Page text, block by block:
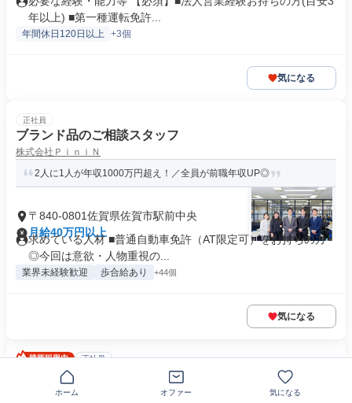
年以上) ■第一種運転免許...
年間休日120日以上 +3個
気になる
正社員
ブランド品のご相談スタッフ
株式会社ＰｉｎｉＮ
2人に1人が年収1000万円超え！／全員が前職年収UP◎
〒840-0801佐賀県佐賀市駅前中央
月給40万円以上
求めている人材 ■普通自動車免許（AT限定可）をお持ちの方
◎今回は意欲・人物重視の...
業界未経験歓迎 歩合給あり +44個
気になる
正社員
【佐賀/官公庁向け営業】第二新卒・業界未経験歓迎/先進
技術で社会課題を解決 IT/通信製品法人営業
ホーム オファー 気になる